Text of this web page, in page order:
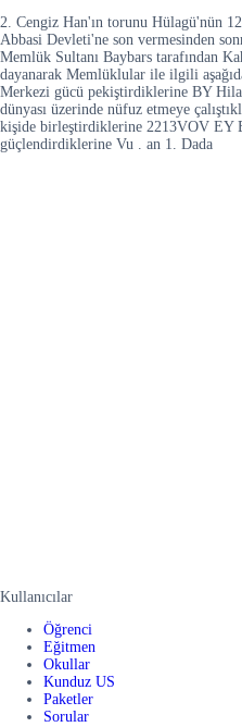
2. Cengiz Han'ın torunu Hülagü'nün
Abbasi Devleti'ne son vermesinden
Memlük Sultanı Baybars tarafından
dayanarak Memlüklular ile ilgili
Merkezi gücü pekiştirdiklerine BY
dünyası üzerinde nüfuz etmeye
kişide birleştirdiklerine 2213VOV EY
güçlendirdiklerine Vu . an 1. Dada
Kullanıcılar
Öğrenci
Eğitmen
Okullar
Kunduz US
Paketler
Sorular